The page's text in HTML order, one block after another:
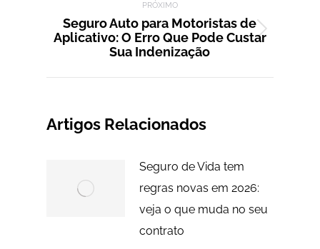
PRÓXIMO
Próximo
post:
Seguro Auto para Motoristas de
Aplicativo: O Erro Que Pode Custar
Sua Indenização
Artigos Relacionados
Seguro de Vida tem
regras novas em 2026:
veja o que muda no seu
contrato